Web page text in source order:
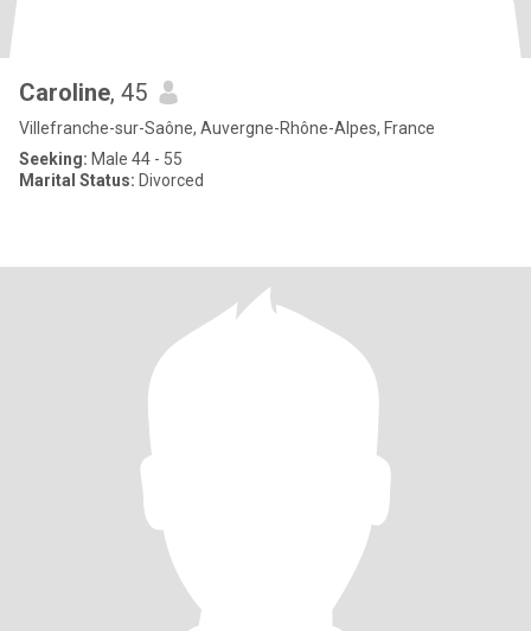
Caroline, 45
Villefranche-sur-Saône, Auvergne-Rhône-Alpes, France
Seeking: Male 44 - 55
Marital Status: Divorced